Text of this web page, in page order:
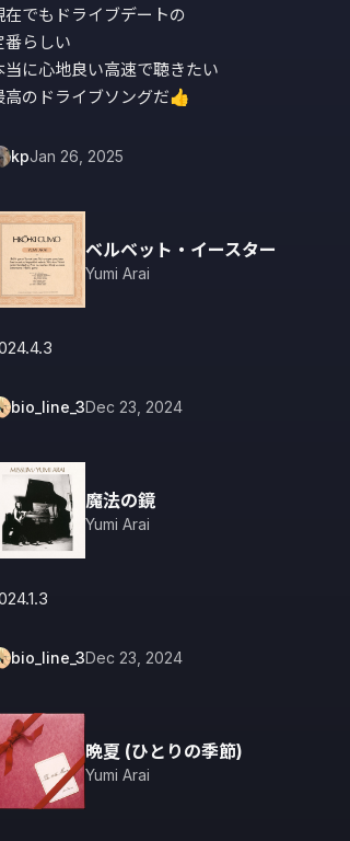
在でもドライブデートの
番らしい
当に心地良い高速で聴きたい
高のドライブソングだ👍️
kpJan 26, 2025
ベルベット・イースター
Yumi Arai
bio_line_3Dec 23, 2024
魔法の鏡
Yumi Arai
bio_line_3Dec 23, 2024
晩夏 (ひとりの季節)
Yumi Arai